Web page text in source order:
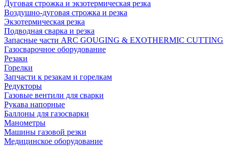
Дуговая строжка и экзотермическая резка
Воздушно-дуговая строжка и резка
Экзотермическая резка
Подводная сварка и резка
Запасные части ARC GOUGING & EXOTHERMIC CUTTING
Газосварочное оборудование
Резаки
Горелки
Запчасти к резакам и горелкам
Редукторы
Газовые вентили для сварки
Рукава напорные
Баллоны для газосварки
Манометры
Машины газовой резки
Медицинское оборудование